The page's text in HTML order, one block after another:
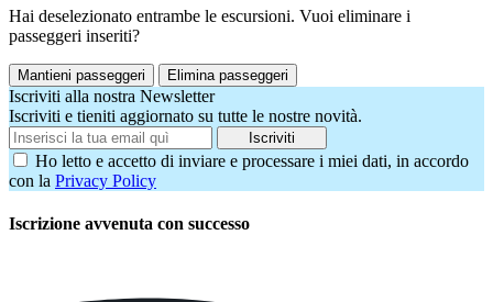
Hai deselezionato entrambe le escursioni. Vuoi eliminare i
passeggeri inseriti?
Mantieni passeggeri Elimina passeggeri
Iscriviti alla nostra Newsletter
Iscriviti e tieniti aggiornato su tutte le nostre novità.
Iscriviti
Ho letto e accetto di inviare e processare i miei dati, in accordo
con la Privacy Policy
Iscrizione avvenuta con successo